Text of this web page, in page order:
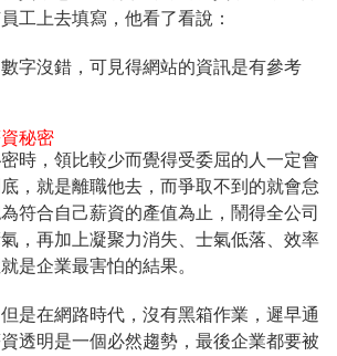
工上去填寫，他看了看說：
數字沒錯，可見得網站的資訊是有參考
秘密
時，領比較少而覺得受委屈的人一定會
，就是離職他去，而爭取不到的就會怠
符合自己薪資的產值為止，鬧得全公司
，再加上凝聚力消失、士氣低落、效率
是企業最害怕的結果。
是在網路時代，沒有黑箱作業，遲早通
透明是一個必然趨勢，最後企業都要被